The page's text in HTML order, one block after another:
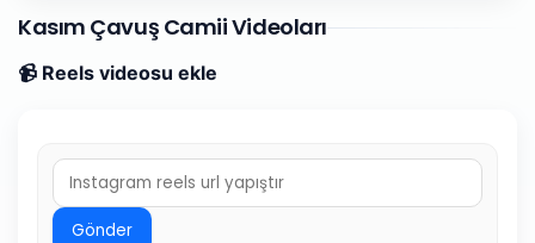
Kasım Çavuş Camii Videoları
📹 Reels videosu ekle
Gönder